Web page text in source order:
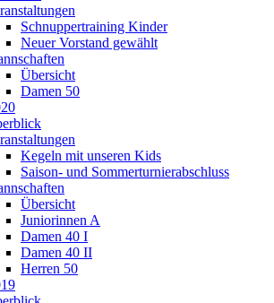
Schnuppertraining Kinder
Neuer Vorstand gewählt
Übersicht
Damen 50
Kegeln mit unseren Kids
Saison- und Sommerturnierabschluss
Übersicht
Juniorinnen A
Damen 40 I
Damen 40 II
Herren 50